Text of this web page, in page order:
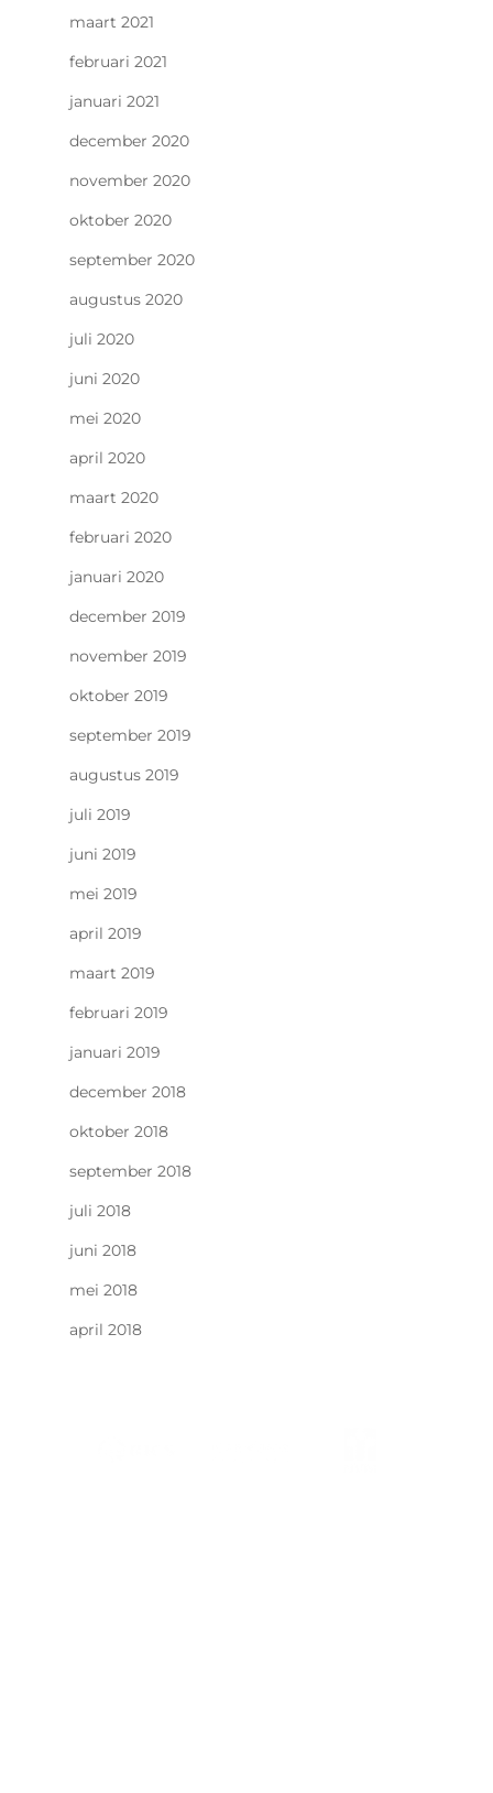
maart 2021
februari 2021
januari 2021
december 2020
november 2020
oktober 2020
september 2020
augustus 2020
juli 2020
juni 2020
mei 2020
april 2020
maart 2020
februari 2020
januari 2020
december 2019
november 2019
oktober 2019
september 2019
augustus 2019
juli 2019
juni 2019
mei 2019
april 2019
maart 2019
februari 2019
januari 2019
december 2018
oktober 2018
september 2018
juli 2018
juni 2018
mei 2018
april 2018